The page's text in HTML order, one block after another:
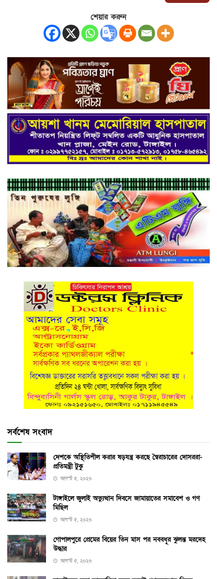
শেয়ার করুন
সর্বশেষ সংবাদ
দেশকে অস্থিতিশীল করার ষড়যন্ত্র করছে স্বৈরাচারের দোসররা-
প্রতিমন্ত্রী টুকু
আগস্ট ৫, ২০২৬
টাঙ্গাইলে জুলাই অভ্যুত্থান দিবসে জামায়াতের সমাবেশ ও গণ
মিছিল
আগস্ট ৫, ২০২৬
গোপালপুরে প্রেমের বিয়ের তিন মাস পর নববধূর ঝুলন্ত মরদেহ
উদ্ধার
আগস্ট ৫, ২০২৬